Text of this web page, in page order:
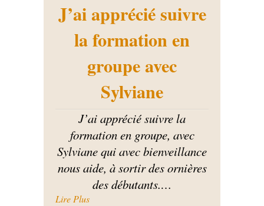
J’ai apprécié suivre
la formation en
groupe avec
Sylviane
J’ai apprécié suivre la
formation en groupe, avec
Sylviane qui avec bienveillance
nous aide, à sortir des ornières
des débutants.…
Lire Plus« J’ai apprécié suivre la formation en groupe